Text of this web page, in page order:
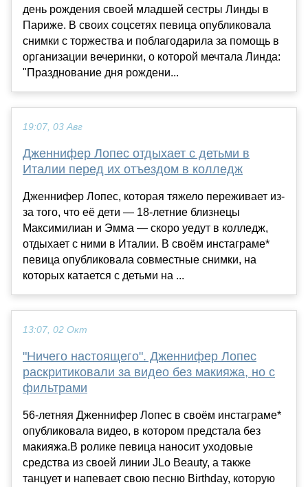
день рождения своей младшей сестры Линды в
Париже. В своих соцсетях певица опубликовала
снимки с торжества и поблагодарила за помощь в
организации вечеринки, о которой мечтала Линда:
"Празднование дня рождени...
19:07, 03 Авг
Дженнифер Лопес отдыхает с детьми в
Италии перед их отъездом в колледж
Дженнифер Лопес, которая тяжело переживает из-
за того, что её дети — 18-летние близнецы
Максимилиан и Эмма — скоро уедут в колледж,
отдыхает с ними в Италии. В своём инстаграме*
певица опубликовала совместные снимки, на
которых катается с детьми на ...
13:07, 02 Окт
"Ничего настоящего". Дженнифер Лопес
раскритиковали за видео без макияжа, но с
фильтрами
56-летняя Дженнифер Лопес в своём инстаграме*
опубликовала видео, в котором предстала без
макияжа.В ролике певица наносит уходовые
средства из своей линии JLo Beauty, а также
танцует и напевает свою песню Birthday, которую